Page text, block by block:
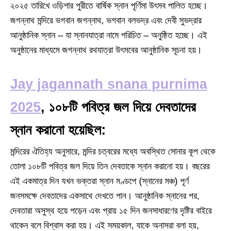
২০২৫ তারিখে ওড়িশার পুরীতে বার্ষিক স্নান পূর্ণিমা উৎসব পালিত হচ্ছে।
জগন্নাথ মন্দিরে ভগবান জগন্নাথ, ভগবান বলভদ্র এবং দেবী সুভদ্রার
আনুষ্ঠানিক স্নান – যা স্নানযাত্রা নামে পরিচিত – অনুষ্ঠিত হচ্ছে। এই
অনুষ্ঠানের মাধ্যমে জগন্নাথ রথযাত্রা উৎসবের আনুষ্ঠানিক সূচনা হয়।
Jay jagannath snana purnima
2025, ১০৮টি পবিত্র জল দিয়ে দেবতাদের
স্নান করানো হয়েছিল:
মন্দিরের ঐতিহ্য অনুসারে, মন্দির চত্বরের মধ্যে অবস্থিত সোনার কূপ থেকে
তোলা ১০৮টি পবিত্র জল দিয়ে তিন দেবতাকে স্নান করানো হয়। বছরের
এই একমাত্র দিন যখন ভক্তরা স্নান মণ্ডপে (স্নানের মঞ্চ) পূর্ণ
জনসমক্ষে দেবতাদের একসাথে দেখতে পান। আনুষ্ঠানিক স্নানের পর,
দেবতারা অসুস্থ হয়ে পড়েন এবং প্রায় ১৫ দিন জনসাধারণের দৃষ্টির বাইরে
থাকেন বলে বিশ্বাস করা হয়। এই সময়কাল, যাকে অনাসরা বলা হয়,